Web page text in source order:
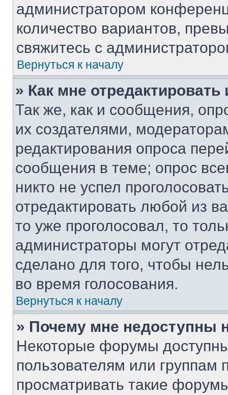
администратором
количество вариантов,
свяжитесь с
Вернуться к началу
» Как мне
Так же, как и сообщения,
их создателями,
редактирования опроса
сообщения в теме; опрос
никто не успел
отредактировать любой из
то уже проголосовал, то
администраторы могут
сделано для того, чтобы
во время голосования.
Вернуться к началу
» Почему мне недоступны
Некоторые форумы
пользователям или группам
просматривать такие